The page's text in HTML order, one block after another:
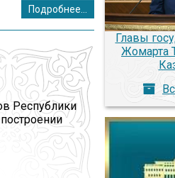
Подробнее...
Республики
Главы
Жомарта